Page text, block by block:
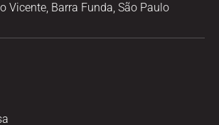
Vicente, Barra Funda, São Paulo